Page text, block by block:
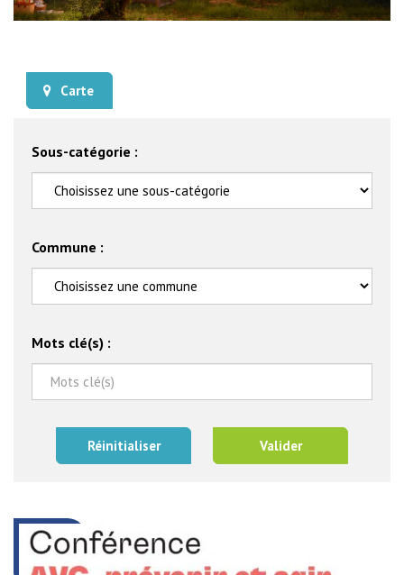
Carte
Sous-catégorie :
Commune :
Mots clé(s) :
Réinitialiser Valider